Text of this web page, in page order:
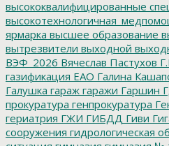
высококвалифицированные
ярмарка высшее образование
вытрезвители выходной
ВЭФ_2026 Вячеслав Пастухов
газификация ЕАО Галина
Галушка гараж гаражи Гаршин
прокуратура генпрокуратура
гериатрия ГЖИ ГИБДД Гиви
сооружения гидрологическая